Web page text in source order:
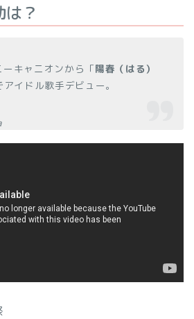
？
キャニオンから「陽春（はる）
アイドル歌手デビュー。